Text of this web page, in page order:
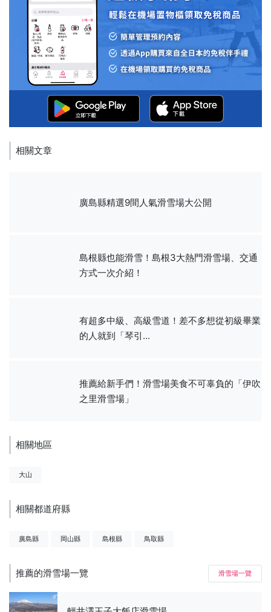
相關文章
廣島縣精選9間人氣滑雪場大公開
島根縣也能滑雪！島根3大熱門滑雪場、交通
方式一次介紹！
有超多中級、高級雪道！差不多想從初級畢業
的人就到「琴引...
推薦給新手們！滑雪場美食不可辜負的「伊吹
之里滑雪場」
相關地區
大山
相關都道府縣
廣島縣 岡山縣 島根縣 鳥取縣
推薦的滑雪場一覽 滑雪場一覽